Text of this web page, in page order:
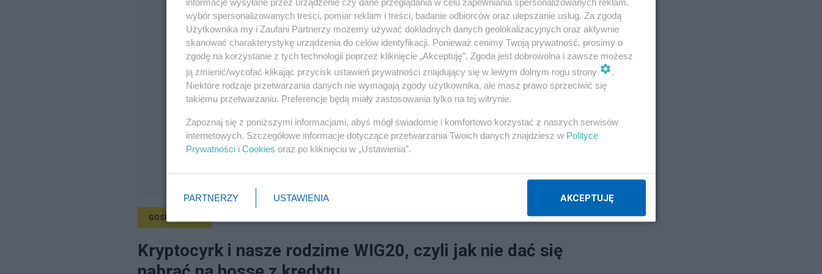
GOSPODARKA
Kryptocyrk i nasze rodzime WIG20, czyli jak nie dać się
wybór spersonalizowanych treści, pomiar reklam i treści, badanie odbiorców oraz ulepszanie usług. Za zgodą
Użytkownika my i Zaufani Partnerzy możemy używać dokładnych danych geolokalizacyjnych oraz aktywnie
skanować charakterystykę urządzenia do celów identyfikacji. Ponieważ cenimy Twoją prywatność, prosimy o
zgodę na korzystanie z tych technologii poprzez kliknięcie „Akceptuję”. Zgoda jest dobrowolna i zawsze możesz
ją zmienić/wycofać klikając przycisk ustawień prywatności znajdujący się w lewym dolnym rogu strony
.
Niektóre rodzaje przetwarzania danych nie wymagają zgody użytkownika, ale masz prawo sprzeciwić się
takiemu przetwarzaniu. Preferencje będą miały zastosowania tylko na tej witrynie.
Zapoznaj się z poniższymi informacjami, abyś mógł świadomie i komfortowo korzystać z naszych serwisów
internetowych. Szczegółowe informacje dotyczące przetwarzania Twoich danych znajdziesz w Polityce
Prywatności i Cookies oraz po kliknięciu w „Ustawienia”.
PARTNERZY USTAWIENIA AKCEPTUJĘ